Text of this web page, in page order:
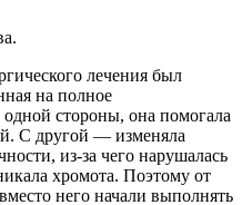
лечения был
на полное
стороны, она помогала
С другой — изменяла
из-за чего нарушалась
хромота. Поэтому от
него начали выполнять